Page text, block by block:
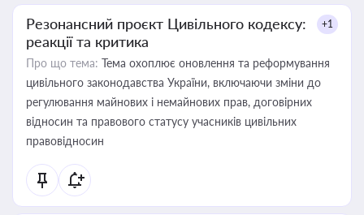
Резонансний проєкт Цивільного кодексу:
реакції та критика
+1
Про що тема: Тема охоплює оновлення та реформування
цивільного законодавства України, включаючи зміни до
регулювання майнових і немайнових прав, договірних
відносин та правового статусу учасників цивільних
правовідносин